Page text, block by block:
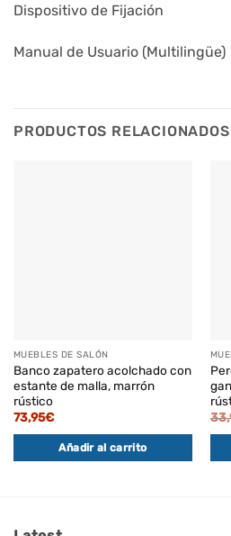
Dispositivo de Fijación
Manual de Usuario (Multilingüe)
PRODUCTOS RELACIONADOS
MUEBLES DE SALÓN
Banco zapatero acolchado con
estante de malla, marrón
rústico
73,95€
Añadir al carrito